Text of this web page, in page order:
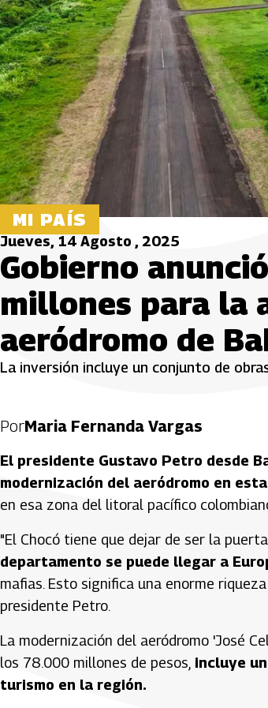
MI PAÍS
Jueves, 14 Agosto , 2025
Gobierno
millones para la
aeródromo de
La inversión incluye un conjunto de
PorMaria Fernanda Vargas
El presidente Gustavo Petro desde
modernización del aeródromo en
en esa zona del litoral pacífico
"El Chocó tiene que dejar de ser la
departamento se puede llegar a
mafias. Esto significa una enorme
presidente Petro.
La modernización del aeródromo 'José
los 78.000 millones de pesos, incluye
turismo en la región.